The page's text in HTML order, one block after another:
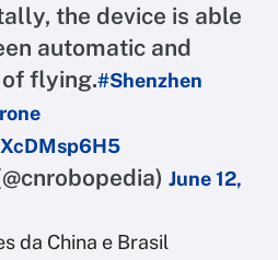
the device is able
automatic and
flying.#Shenzhen
June 12,
da China e Brasil